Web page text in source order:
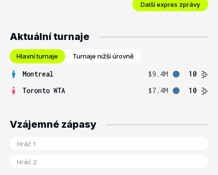
Další expres zprávy
Aktuální turnaje
Hlavní turnaje Turnaje nižší úrovně
Montreal $9.4M
10
Toronto WTA
$7.4M 10
Vzájemné zápasy